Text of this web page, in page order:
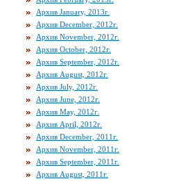
Архив January, 2013г.
Архив December, 2012г.
Архив November, 2012г.
Архив October, 2012г.
Архив September, 2012г.
Архив August, 2012г.
Архив July, 2012г.
Архив June, 2012г.
Архив May, 2012г.
Архив April, 2012г.
Архив December, 2011г.
Архив November, 2011г.
Архив September, 2011г.
Архив August, 2011г.